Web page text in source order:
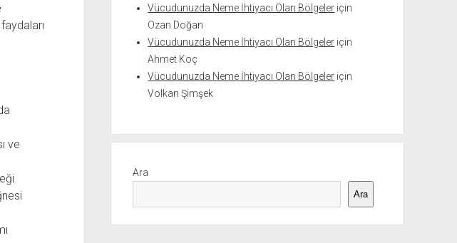
ve
Vücudunuzda Neme İhtiyacı Olan Bölgeler için
Ozan Doğan
Vücudunuzda Neme İhtiyacı Olan Bölgeler için
Ahmet Koç
Vücudunuzda Neme İhtiyacı Olan Bölgeler için
Volkan Şimşek
Ara
Ara